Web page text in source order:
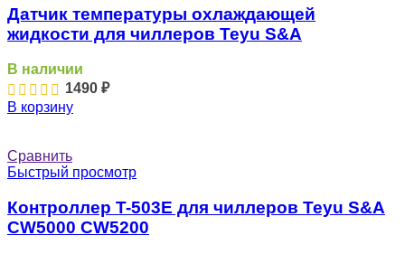
Датчик температуры охлаждающей
жидкости для чиллеров Teyu S&A
В наличии
1490 ₽
В корзину
Сравнить
Быстрый просмотр
Контроллер T-503E для чиллеров Teyu S&A
CW5000 CW5200